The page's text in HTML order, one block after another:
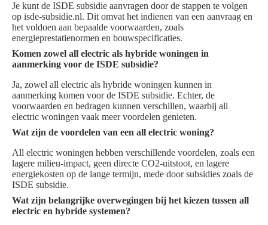
Je kunt de ISDE subsidie aanvragen door de stappen te volgen
op isde-subsidie.nl. Dit omvat het indienen van een aanvraag en
het voldoen aan bepaalde voorwaarden, zoals
energieprestatienormen en bouwspecificaties.
Komen zowel all electric als hybride woningen in
aanmerking voor de ISDE subsidie?
Ja, zowel all electric als hybride woningen kunnen in
aanmerking komen voor de ISDE subsidie. Echter, de
voorwaarden en bedragen kunnen verschillen, waarbij all
electric woningen vaak meer voordelen genieten.
Wat zijn de voordelen van een all electric woning?
All electric woningen hebben verschillende voordelen, zoals een
lagere milieu-impact, geen directe CO2-uitstoot, en lagere
energiekosten op de lange termijn, mede door subsidies zoals de
ISDE subsidie.
Wat zijn belangrijke overwegingen bij het kiezen tussen all
electric en hybride systemen?